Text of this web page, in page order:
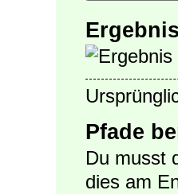
Ergebnis
Pfade
Du musst
dies am